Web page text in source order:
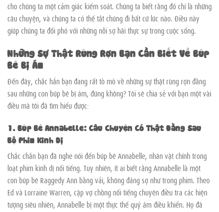
cho chúng ta một cảm giác kiểm soát. Chúng ta biết rằng đó chỉ là những
câu chuyện, và chúng ta có thể tắt chúng đi bất cứ lúc nào. Điều này
giúp chúng ta đối phó với những nỗi sợ hãi thực sự trong cuộc sống.
Những Sự Thật Rùng Rợn Bạn Cần Biết Về Búp
Bê Bị Ám
Đến đây, chắc hẳn bạn đang rất tò mò về những sự thật rùng rợn đằng
sau những con búp bê bị ám, đúng không? Tôi sẽ chia sẻ với bạn một vài
điều mà tôi đã tìm hiểu được:
1. Búp Bê Annabelle: Câu Chuyện Có Thật Đằng Sau
Bộ Phim Kinh Dị
Chắc chắn bạn đã nghe nói đến búp bê Annabelle, nhân vật chính trong
loạt phim kinh dị nổi tiếng. Tuy nhiên, ít ai biết rằng Annabelle là một
con búp bê Raggedy Ann bằng vải, không đáng sợ như trong phim. Theo
Ed và Lorraine Warren, cặp vợ chồng nổi tiếng chuyên điều tra các hiện
tượng siêu nhiên, Annabelle bị một thực thể quỷ ám điều khiển. Họ đã